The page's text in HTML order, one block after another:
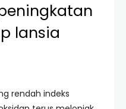
lansia
rendah indeks